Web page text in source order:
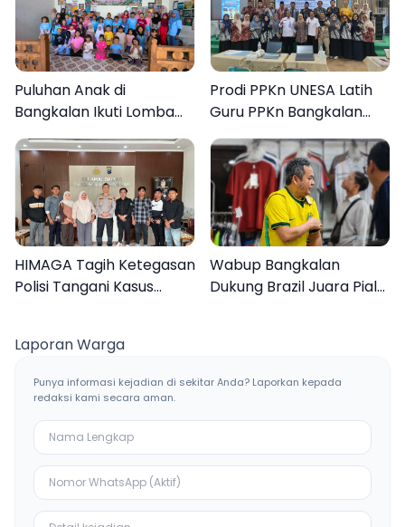
Puluhan Anak di
Bangkalan Ikuti Lomba
Mewarnai Bertema
Liburan Keluarga
Prodi PPKn UNESA Latih
Guru PPKn Bangkalan
dengan Pembelajaran
Inovasi Teknologi
HIMAGA Tagih Ketegasan
Polisi Tangani Kasus
Wabup Bangkalan
Dukung Brazil Juara Piala
Laporan Warga
Punya informasi kejadian di sekitar Anda? Laporkan kepada
redaksi kami secara aman.